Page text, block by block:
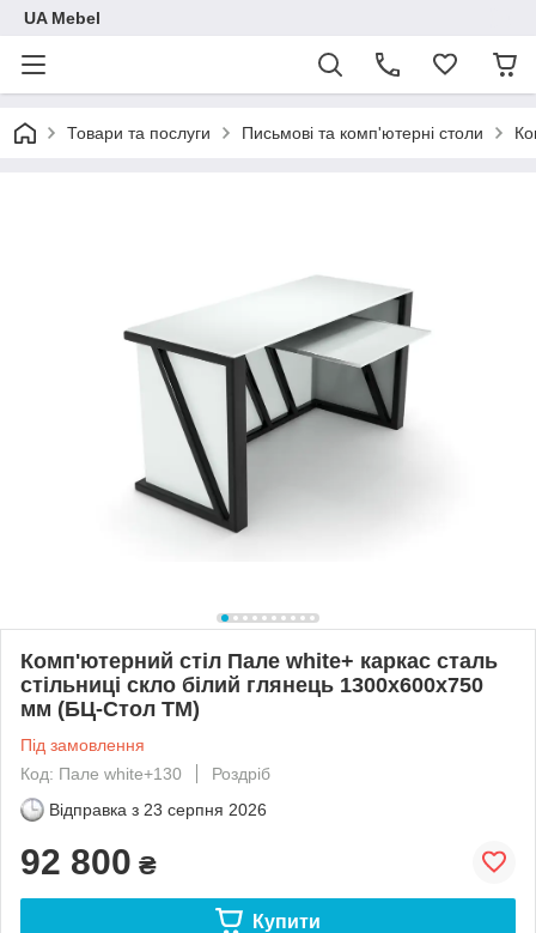
UA Mebel
Товари та послуги Письмові та комп'ютерні столи
Комп'ютерний стіл Пале white+ каркас сталь
стільниці скло білий глянець 1300х600х750
мм (БЦ-Стол ТМ)
Під замовлення
Код: Пале white+130
Роздріб
Відправка з 23 серпня 2026
92 800 ₴
Купити